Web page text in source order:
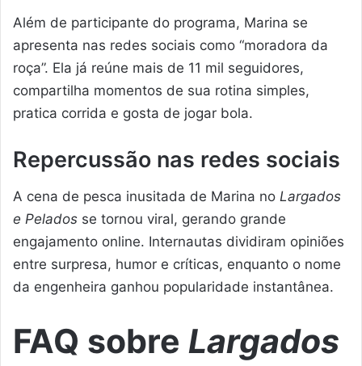
Além de participante do programa, Marina se
apresenta nas redes sociais como “moradora da
roça”. Ela já reúne mais de 11 mil seguidores,
compartilha momentos de sua rotina simples,
pratica corrida e gosta de jogar bola.
Repercussão nas redes sociais
A cena de pesca inusitada de Marina no Largados
e Pelados se tornou viral, gerando grande
engajamento online. Internautas dividiram opiniões
entre surpresa, humor e críticas, enquanto o nome
da engenheira ganhou popularidade instantânea.
FAQ sobre Largados